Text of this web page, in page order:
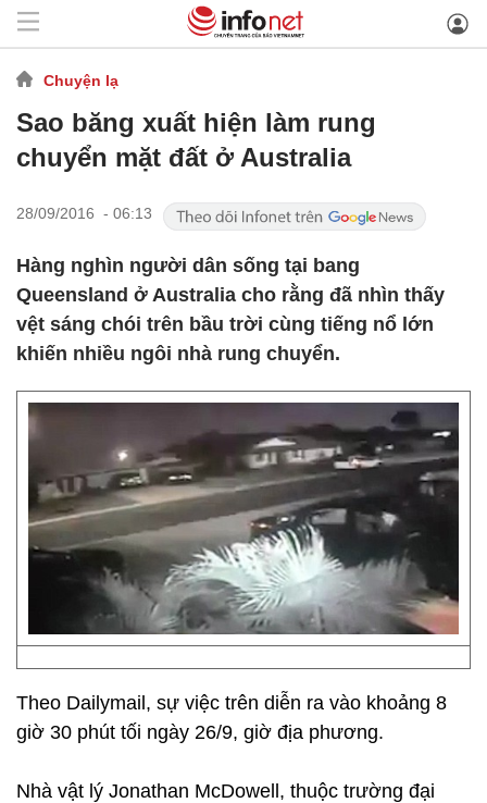
Chuyện lạ
Sao băng xuất hiện làm rung
chuyển mặt đất ở Australia
28/09/2016 - 06:13
Hàng nghìn người dân sống tại bang
Queensland ở Australia cho rằng đã nhìn thấy
vệt sáng chói trên bầu trời cùng tiếng nổ lớn
khiến nhiều ngôi nhà rung chuyển.
Theo Dailymail, sự việc trên diễn ra vào khoảng 8
giờ 30 phút tối ngày 26/9, giờ địa phương.
Nhà vật lý Jonathan McDowell, thuộc trường đại